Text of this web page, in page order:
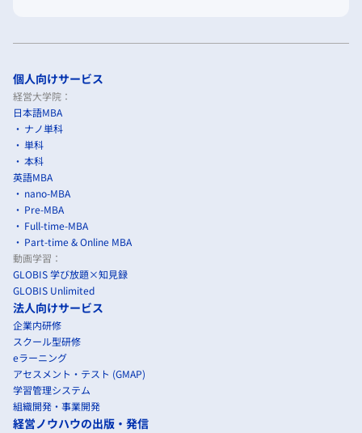
個人向けサービス
経営大学院：
日本語MBA
ナノ単科
単科
本科
英語MBA
nano-MBA
Pre-MBA
Full-time-MBA
Part-time & Online MBA
動画学習：
GLOBIS 学び放題×知見録
GLOBIS Unlimited
法人向けサービス
企業内研修
スクール型研修
eラーニング
アセスメント・テスト (GMAP)
学習管理システム
組織開発・事業開発
経営ノウハウの出版・発信